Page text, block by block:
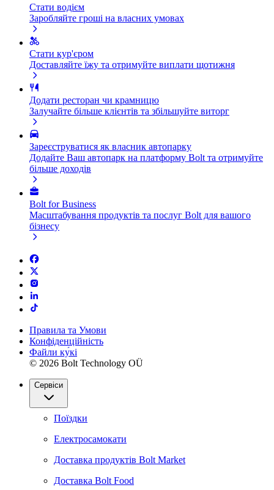
Стати водієм
Заробляйте гроші на власних умовах
Стати кур'єром
Доставляйте їжу та отримуйте виплати щотижня
Додати ресторан чи крамницю
Залучайте більше клієнтів та збільшуйте виторг
Зареєструватися як власник автопарку
Додайте Ваш автопарк на платформу Bolt та отримуйте
більше доходів
Bolt for Business
Масштабування продуктів та послуг Bolt для вашого
бізнесу
Правила та Умови
Конфіденційність
Файли ку́кі
© 2026 Bolt Technology OÜ
Сервіси
Поїздки
Електросамокати
Доставка продуктів Bolt Market
Доставка Bolt Food